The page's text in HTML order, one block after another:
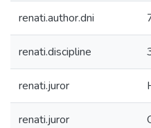
renati.author.dni
renati.discipline
renati.juror
renati.juror